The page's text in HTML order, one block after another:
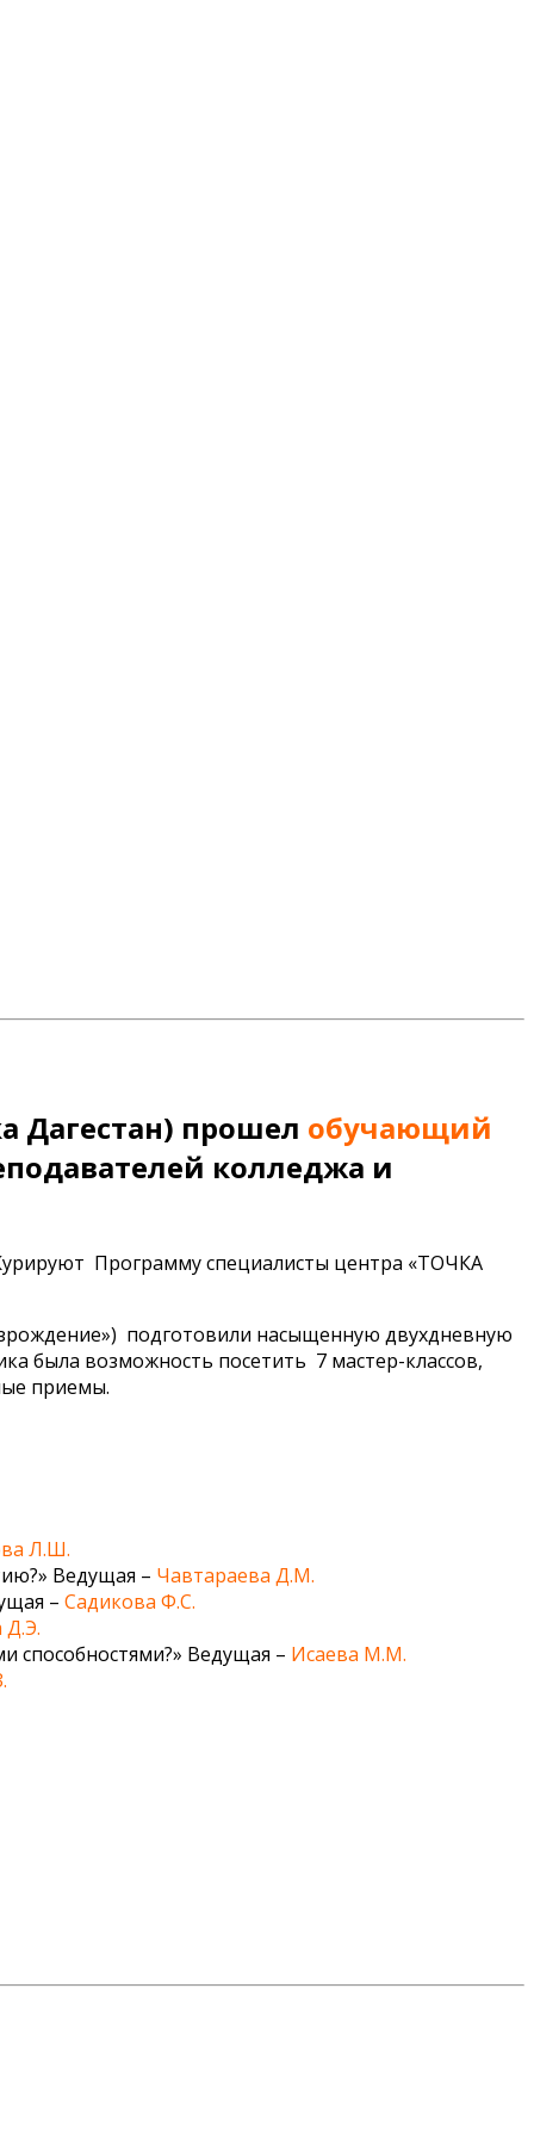
Дагестан) прошел обучающий
колледжа и
Программу специалисты центра «ТОЧКА
подготовили насыщенную двухдневную
была возможность посетить 7 мастер-классов,
приемы.
Л.Ш.
Ведущая – Чавтараева Д.М.
– Садикова Ф.С.
способностями?» Ведущая – Исаева М.М.